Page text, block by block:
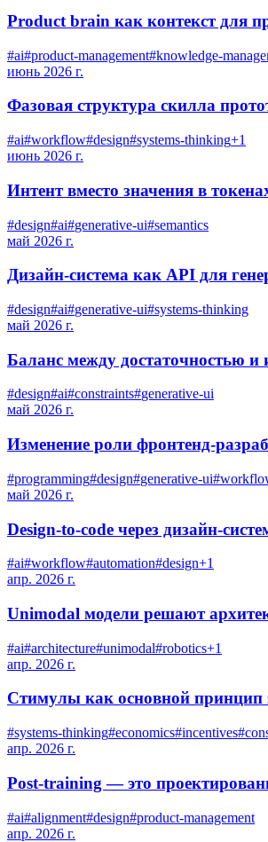
Product brain как контекст для
#ai#product-management#knowledge-
июнь 2026 г.
Фазовая структура скилла
#ai#workflow#design#systems-thinking+1
июнь 2026 г.
Интент вместо значения в
#design#ai#generative-ui#semantics
май 2026 г.
Дизайн-система как API для
#design#ai#generative-ui#systems-thinking
май 2026 г.
Баланс между достаточностью
#design#ai#constraints#generative-ui
май 2026 г.
Изменение роли фронтенд-
#programming#design#generative-ui#
май 2026 г.
Design-to-code через дизайн-
#ai#workflow#automation#design+1
апр. 2026 г.
Unimodal модели решают
#ai#architecture#unimodal#robotics+1
апр. 2026 г.
Стимулы как основной принцип
#systems-thinking#economics#incentives#
апр. 2026 г.
Post-training — это
#ai#alignment#design#product-management
апр. 2026 г.